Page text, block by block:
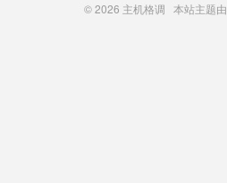
© 2026 主机格调 本站主题由